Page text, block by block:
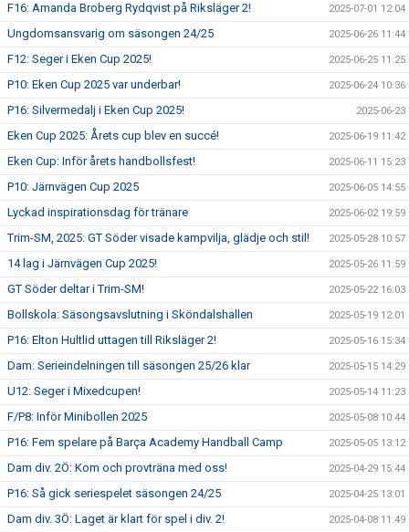
F16: Amanda Broberg Rydqvist på Riksläger 2! 2025-07-01 12:04
Ungdomsansvarig om säsongen 24/25 2025-06-26 11:44
F12: Seger i Eken Cup 2025! 2025-06-25 11:25
P10: Eken Cup 2025 var underbar! 2025-06-24 10:36
P16: Silvermedalj i Eken Cup 2025! 2025-06-23
Eken Cup 2025: Årets cup blev en succé! 2025-06-19 11:42
Eken Cup: Inför årets handbollsfest! 2025-06-11 15:23
P10: Järnvägen Cup 2025 2025-06-05 14:55
Lyckad inspirationsdag för tränare 2025-06-02 19:59
Trim-SM, 2025: GT Söder visade kampvilja, glädje och stil! 2025-05-28 10:57
14 lag i Järnvägen Cup 2025! 2025-05-26 11:59
GT Söder deltar i Trim-SM! 2025-05-22 16:03
Bollskola: Säsongsavslutning i Sköndalshallen 2025-05-19 12:01
P16: Elton Hultlid uttagen till Riksläger 2! 2025-05-16 15:34
Dam: Serieindelningen till säsongen 25/26 klar 2025-05-15 14:29
U12: Seger i Mixedcupen! 2025-05-14 11:23
F/P8: Inför Minibollen 2025 2025-05-08 10:44
P16: Fem spelare på Barça Academy Handball Camp 2025-05-05 13:12
Dam div. 2Ö: Kom och provträna med oss! 2025-04-29 15:44
P16: Så gick seriespelet säsongen 24/25 2025-04-25 13:01
Dam div. 3Ö: Laget är klart för spel i div. 2! 2025-04-08 11:49